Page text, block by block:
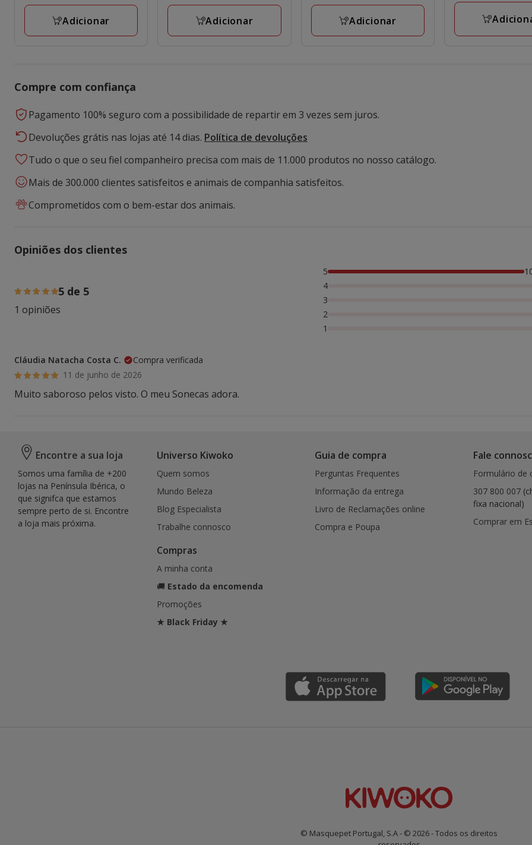
79.05€
Adicionar
92.29€
Adicionar
61.56€
Adicionar
Compre com confiança
Pagamento 100% seguro com a possibilidade de repartir em 3 vezes sem juros.
Devoluções grátis nas lojas até 14 dias. Política de devoluções
Tudo o que o seu fiel companheiro precisa com mais de 11.000 produtos no nosso catálogo.
Mais de 300.000 clientes satisfeitos e animais de companhia satisfeitos.
Comprometidos com o bem-estar dos animais.
Opiniões dos clientes
5 de 5
1 opiniões
5
4
3
2
1
Cláudia Natacha Costa C.
Compra verificada
11 de junho de 2026
Muito saboroso pelos visto. O meu Sonecas adora.
Encontre a sua loja
Somos uma família de +200
lojas na Península Ibérica, o
que signifca que estamos
sempre perto de si. Encontre
a loja mais próxima.
Universo Kiwoko
Quem somos
Mundo Beleza
Blog Especialista
Trabalhe connosco
Compras
A minha conta
🚚 Estado da encomenda
Promoções
★ Black Friday ★
Guia de compra
Perguntas Frequentes
Informação da entrega
Livro de Reclamações online
Compra e Poupa
Fale
Formulário de
307 800 007
fixa nacional)
Comprar em
© Masquepet Portugal, S.A - © 2026 - Todos os direitos